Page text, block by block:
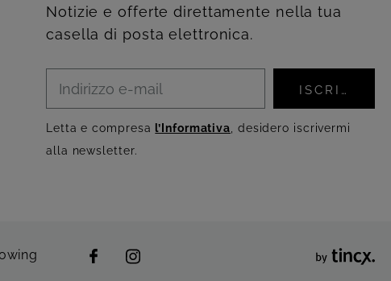
Notizie e offerte direttamente nella tua
casella di posta elettronica.
ISCRIVITI
Letta e compresa l’Informativa , desidero iscrivermi
alla newsletter.